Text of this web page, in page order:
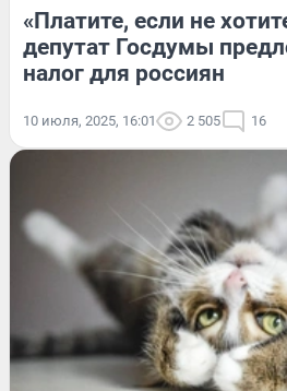
«Платите, если не
депутат Госдумы
налог для россиян
10 июля, 2025, 16:01 2 505 16